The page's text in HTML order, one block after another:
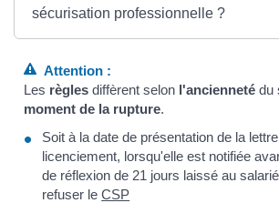
sécurisation professionnelle ?
Attention :
Les règles diffèrent selon l'anciennetédu
moment de la rupture.
Soit à la date de présentation de la
licenciement, lorsqu'elle est notifiée
de réflexion de 21 jours laissé au
refuser leCSP